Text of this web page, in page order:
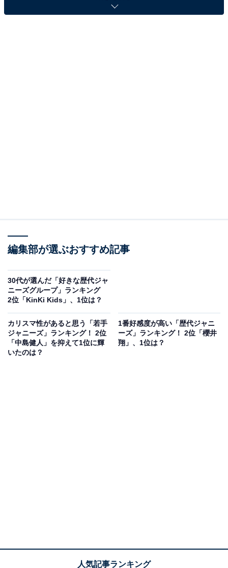
6月15日に最終回を迎えるドラマ『東京タワー』（テレ
系）の月曜レギュラーを務めるなど、歌手以外にも幅広
いジャンルで活躍しています。
編集部が選ぶおすすめ記事
30代が選んだ「好きな歴代ジャ
ニーズグループ」ランキング
2位「KinKi Kids」、1位は？
カリスマ性があると思う「若手
ジャニーズ」ランキング！ 2位
「中島健人」を抑えて1位に輝
いたのは？
1番好感度が高い「歴代ジャニ
ーズ」ランキング！ 2位「櫻井
翔」、1位は？